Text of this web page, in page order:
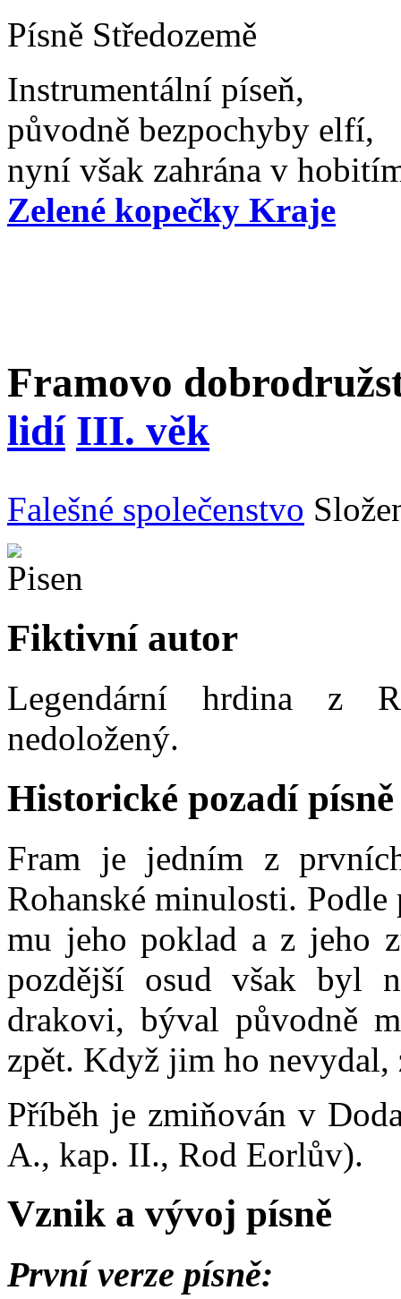
Písně Středozemě
Instrumentální píseň,
původně bezpochyby elfí,
nyní však zahrána v
Zelené kopečky Kraje
Framovo
lidí III. věk
Falešné společenstvo
Fiktivní autor
Legendární hrdina z
nedoložený.
Historické pozadí písně
Fram je jedním z
Rohanské minulosti.
mu jeho poklad a z jeho
pozdější osud však byl
drakovi, býval původně
zpět. Když jim ho
Příběh je zmiňován v
A., kap. II., Rod Eorlův).
Vznik a vývoj písně
První verze písně: